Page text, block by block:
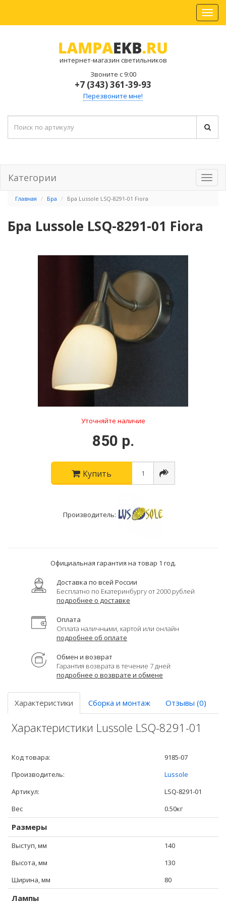
интернет-магазин светильников
Звоните с 9:00
+7 (343) 361-39-93
Перезвоните мне!
Категории
Главная Бра Бра Lussole LSQ-8291-01 Fiora
Бра Lussole LSQ-8291-01 Fiora
Уточняйте наличие
850 р.
Купить
Производитель:
Официальная гарантия на товар 1 год.
Доставка по всей России
Бесплатно по Екатеринбургу от 2000 рублей
подробнее о доставке
Оплата
Оплата наличными, картой или онлайн
подробнее об оплате
Обмен и возврат
Гарантия возврата в течение 7 дней
подробнее о возврате и обмене
Характеристики Сборка и монтаж Отзывы (0)
Характеристики Lussole LSQ-8291-01
Код товара:
9185-07
Производитель:
Lussole
Артикул:
LSQ-8291-01
Вес
0.50кг
Размеры
Выступ, мм
140
Высота, мм
130
Ширина, мм
80
Лампы